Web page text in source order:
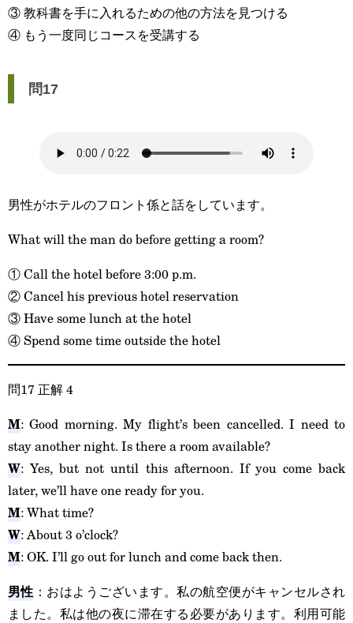
③ 教科書を手に入れるための他の方法を見つける
④ もう一度同じコースを受講する
問17
男性がホテルのフロント係と話をしています。
What will the man do before getting a room?
① Call the hotel before 3:00 p.m.
② Cancel his previous hotel reservation
③ Have some lunch at the hotel
④ Spend some time outside the hotel
問17 正解 4
M: Good morning. My flight’s been cancelled. I need to
stay another night. Is there a room available?
W: Yes, but not until this afternoon. If you come back
later, we’ll have one ready for you.
M: What time?
W: About 3 o’clock?
M: OK. I’ll go out for lunch and come back then.
男性：おはようございます。私の航空便がキャンセルされ
ました。私は他の夜に滞在する必要があります。利用可能